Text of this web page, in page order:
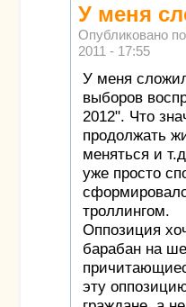
У меня
Опубликовано
2011 - 17:55
У меня
выборов
2012". Что
продолжать
меняться и
уже просто
троллингом.
Оппозиция
барабан на
эту